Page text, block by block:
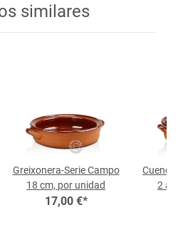
similares
Greixonera-Serie Campo
18 cm, por unidad
17,00 €*
2